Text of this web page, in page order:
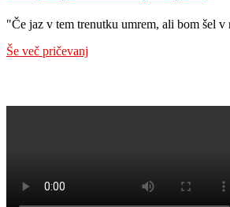
"Če jaz v tem trenutku umrem, ali bom šel
Še več pričevanj